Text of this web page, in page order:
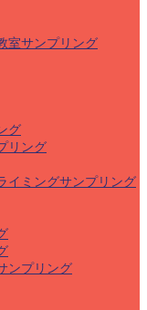
室サンプリング
グ
リング
イミングサンプリング
ンプリング